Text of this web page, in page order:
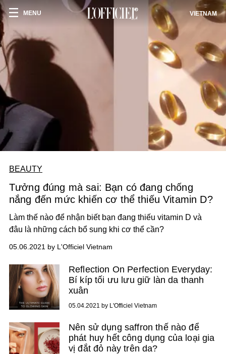
MENU VIETNAM
BEAUTY
Tưởng đúng mà sai: Bạn có đang chống
nắng đến mức khiến cơ thể thiếu Vitamin D?
Làm thế nào để nhận biết bạn đang thiếu vitamin D và
đâu là những cách bổ sung khi cơ thể cần?
05.06.2021 by L'Officiel Vietnam
Reflection On Perfection Everyday:
Bí kíp tối ưu lưu giữ làn da thanh
xuân
05.04.2021 by L'Officiel Vietnam
Nên sử dụng saffron thế nào để
phát huy hết công dụng của loại gia
vị đắt đỏ này trên da?